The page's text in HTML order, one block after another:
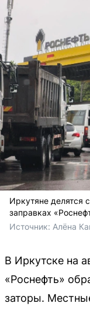
Иркутяне делятся
заправках
Источник: Алёна
В Иркутске на
«Роснефть»
заторы.